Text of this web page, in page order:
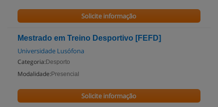
Solicite informação
Mestrado em Treino Desportivo [FEFD]
Universidade Lusófona
Categoria: Desporto
Modalidade: Presencial
Solicite informação